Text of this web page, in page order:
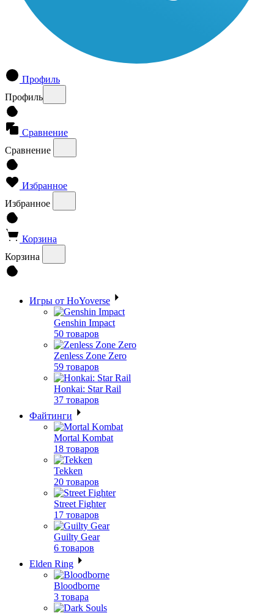
Профиль
Профиль
Сравнение
Сравнение
Избранное
Избранное
Корзина
Корзина
Игры от HoYoverse
Genshin Impact
50 товаров
Zenless Zone Zero
59 товаров
Honkai: Star Rail
37 товаров
Файтинги
Mortal Kombat
18 товаров
Tekken
20 товаров
Street Fighter
17 товаров
Guilty Gear
6 товаров
Elden Ring
Bloodborne
3 товара